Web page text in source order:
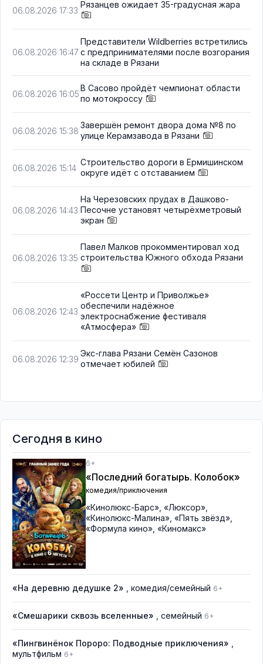
06.08.2026 17:33
Рязанцев ожидает 35-градусная жара
06.08.2026 16:47
Представители Wildberries встретились
с предпринимателями после возгорания
на складе в Рязани
06.08.2026 16:05
В Сасово пройдёт чемпионат области
по мотокроссу
06.08.2026 15:38
Завершён ремонт двора дома №8 по
улице Керамзавода в Рязани
06.08.2026 15:14
Строительство дороги в Ермишинском
округе идёт с отставанием
06.08.2026 14:43
На Черезовских прудах в Дашково-
Песочне установят четырёхметровый
экран
06.08.2026 13:35
Павел Малков прокомментировал ход
строительства Южного обхода Рязани
06.08.2026 12:43
«Россети Центр и Приволжье»
обеспечили надёжное
электроснабжение фестиваля
«Атмосфера»
06.08.2026 12:39
Экс-глава Рязани Семён Сазонов
отмечает юбилей
Сегодня в кино
6+
«Последний богатырь. Колобок»
комедия/приключения
«Кинолюкс-Барс» «Люксор»
«Кинолюкс-Малина» «Пять звёзд»
«Формула кино» «Киномакс»
«На деревню дедушке 2» , комедия/семейный 6+
«Смешарики сквозь вселенные» , семейный 6+
«Пингвинёнок Пороро: Подводные приключения»
мультфильм 6+